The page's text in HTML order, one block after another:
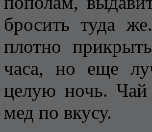
бросить туда
плотно
часа, но еще
целую ночь. Чай
мед по вкусу.